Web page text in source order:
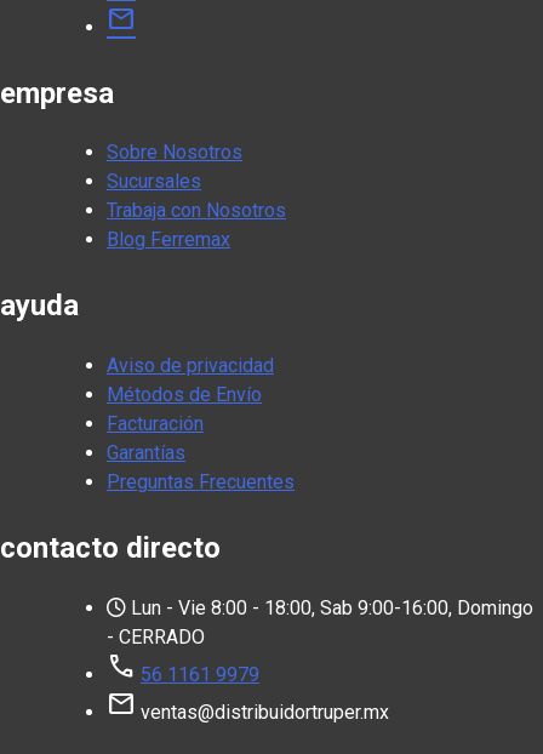
mail
empresa
Sobre Nosotros
Sucursales
Trabaja con Nosotros
Blog Ferremax
ayuda
Aviso de privacidad
Métodos de Envío
Facturación
Garantías
Preguntas Frecuentes
contacto directo
Lun - Vie 8:00 - 18:00, Sab 9:00-16:00, Domingo
- CERRADO
call 56 1161 9979
mail ventas@distribuidortruper.mx